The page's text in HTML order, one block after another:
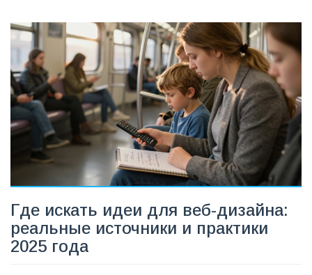
Где искать идеи для веб-дизайна:
реальные источники и практики
2025 года